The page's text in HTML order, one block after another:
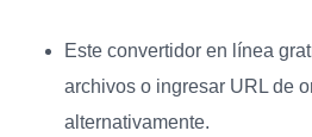
Este convertidor en línea
archivos o ingresar URL de
alternativamente.